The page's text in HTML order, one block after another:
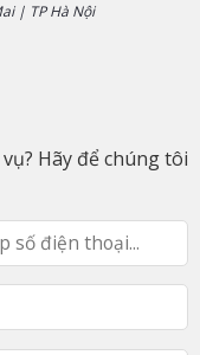
| TP Hà Nội
Hãy để chúng tôi